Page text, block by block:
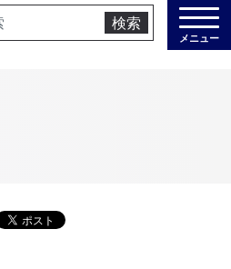
検索
メニュー